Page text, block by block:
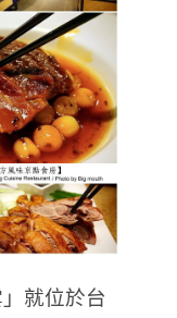
就位於台